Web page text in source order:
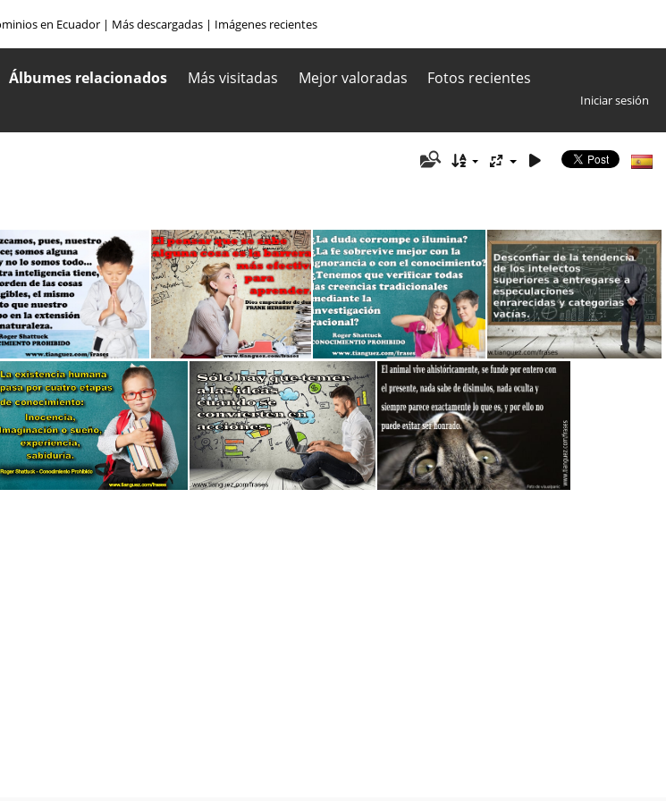
en Ecuador | Más descargadas | Imágenes recientes
Álbumes relacionados Más visitadas Mejor valoradas Fotos recientes
Iniciar sesión
Somos Alguna Cosa Pensar Que Se Sabe Ignorancia y Conocimiento Especulación